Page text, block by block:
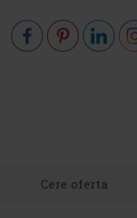
Cere oferta